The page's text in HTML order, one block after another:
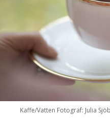
Kaffe/Vatten Fotograf: Julia